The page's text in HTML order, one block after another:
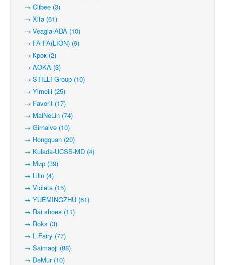
→ Clibee (3)
→ Xifa (61)
→ Veagia-ADA (10)
→ FA-FA(LION) (9)
→ Крок (2)
→ AOKA (3)
→ STILLI Group (10)
→ Yimeili (25)
→ Favorit (17)
→ MaiNeLin (74)
→ Girnaive (10)
→ Hongquan (20)
→ Kulada-UCSS-MD (4)
→ Мир (39)
→ Lilin (4)
→ Violeta (15)
→ YUEMINGZHU (61)
→ Rai shoes (11)
→ Roks (3)
→ L.Fairy (77)
→ Saimaoji (88)
→ DeMur (10)